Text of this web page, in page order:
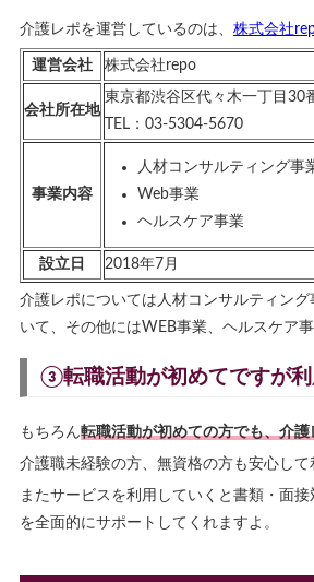
介護レポを運営しているのは、 株式会社
運営会社 株式会社repo
会社所在地
東京都渋谷区代々木一丁目30
TEL：03-5304-5670
事業内容
人材コンサルティング事
Web事業
ヘルスケア事業
設立日 2018年7月
介護レポについては人材コンサルティン
いて、その他にはWEB事業、ヘルスケア
③転職活動が初めてですが利
もちろん転職活動が初めての方でも、介護
介護職未経験の方、無資格の方も安心して
またサービスを利用していくと書類・面
を全面的にサポートしてくれますよ。